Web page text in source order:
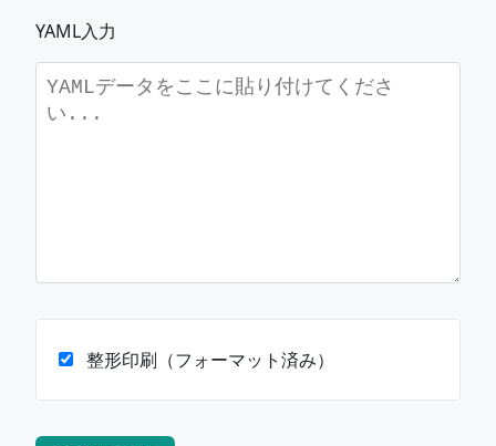
YAML入力
整形印刷（フォーマット済み）